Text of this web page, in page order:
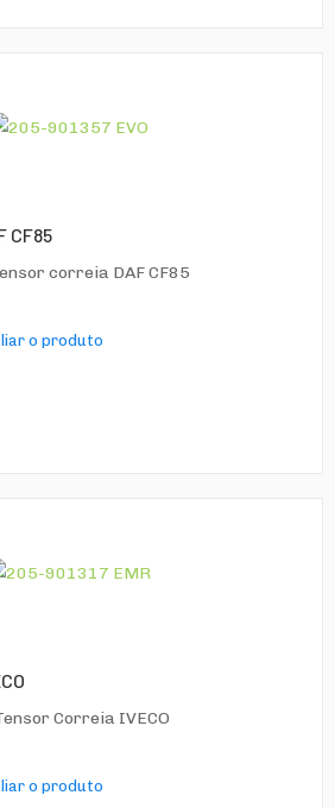
CF85
correia DAF CF85
o produto
Correia IVECO
o produto